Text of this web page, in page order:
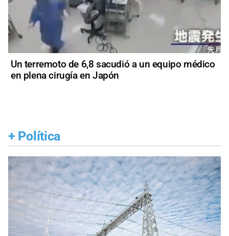
Un terremoto de 6,8 sacudió a un equipo médico
en plena cirugía en Japón
+ Política